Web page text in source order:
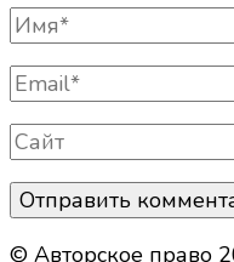
Полное
Имя
Email
Сайт
© Авторское право